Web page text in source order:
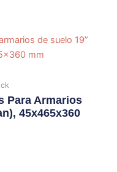
Para Armarios
45x465x360